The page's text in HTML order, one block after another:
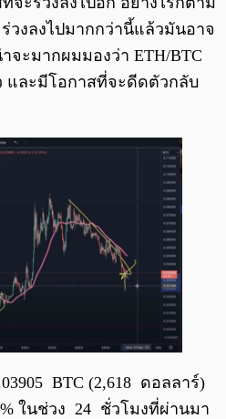
วงลงไปมากกว่านี้แล้วมันอาจ
ะมากผมมองว่า ETH/BTC
และมีโอกาสที่จะดีดตัวกลับ
BTC (2,618 ดอลลาร์)
ในช่วง 24 ชั่วโมงที่ผ่านมา